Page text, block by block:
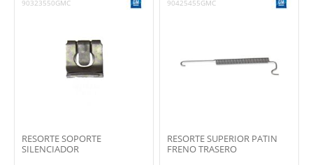
90323550GMC
RESORTE SOPORTE
SILENCIADOR
90425455GMC
RESORTE SUPERIOR PATIN
FRENO TRASERO